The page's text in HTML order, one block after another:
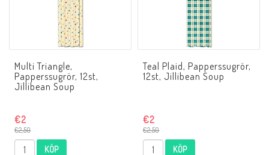
Multi Triangle,
Papperssugrör, 12st,
Jillibean Soup
€2,50
€2
KÖP
Teal Plaid, Papperssugrör,
12st, Jillibean Soup
€2,50
€2
KÖP